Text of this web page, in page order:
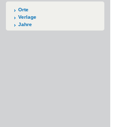
Orte
Verlage
Jahre